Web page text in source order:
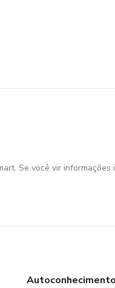
Se você vir informações